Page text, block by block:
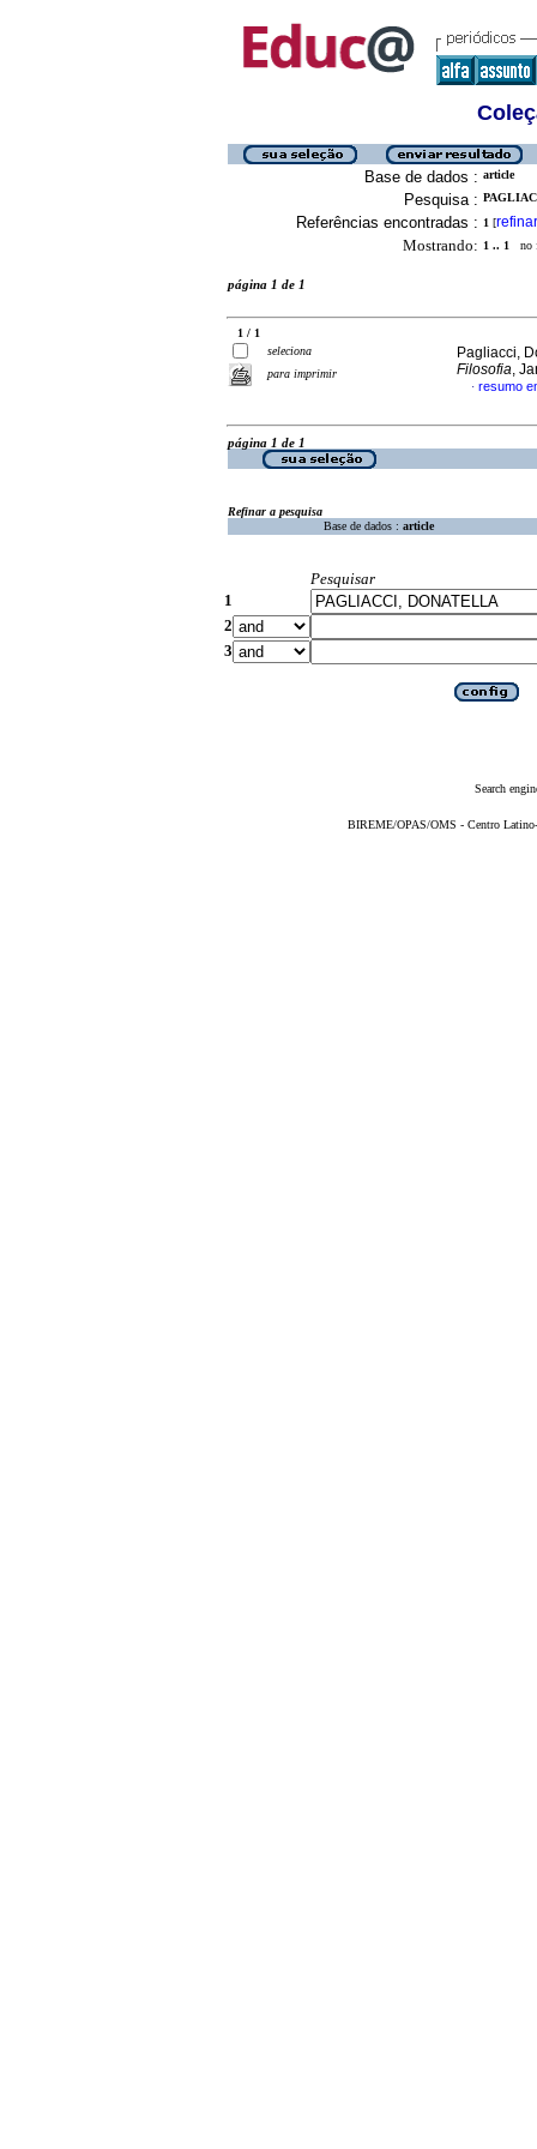
Base de dados : article
Pesquisa :
Referências encontradas : 1 [refinar
Mostrando: 1 .. 1 no
página 1 de 1
1 / 1
seleciona
para imprimir
Pagliacci,
Filosofia,
· resumo
página 1 de 1
Refinar a pesquisa
Base de dados : article
Pesquisar
1
2
3
Search
BIREME/OPAS/OMS - Centro Latino-